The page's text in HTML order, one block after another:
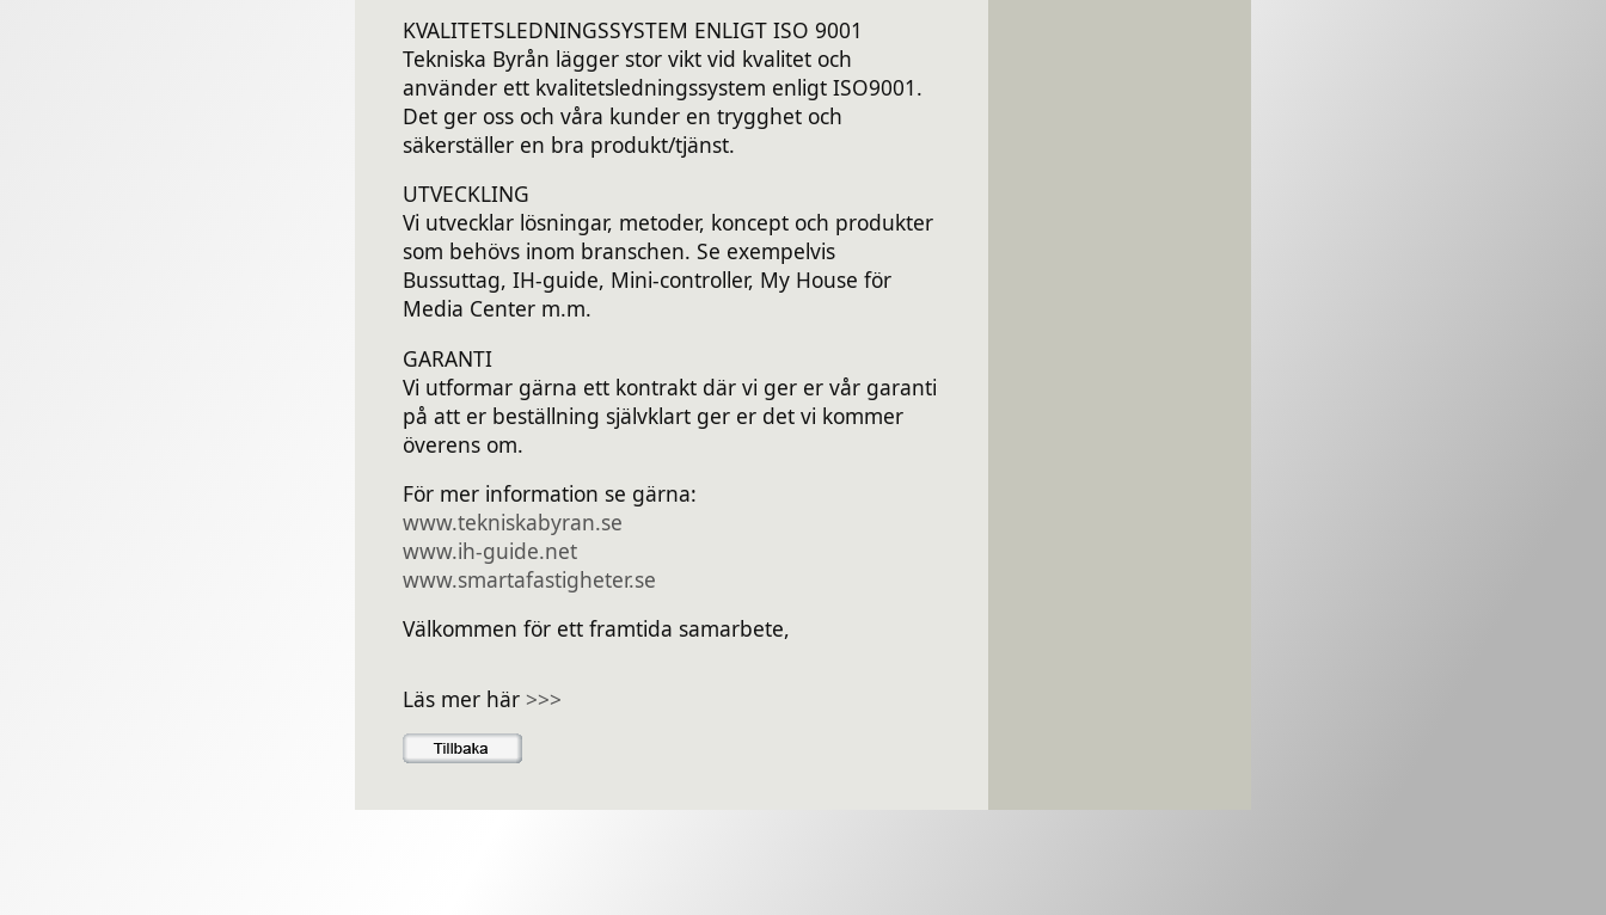
KVALITETSLEDNINGSSYSTEM ENLIGT ISO 9001
Tekniska Byrån lägger stor vikt vid kvalitet och
använder ett kvalitetsledningssystem enligt ISO9001.
Det ger oss och våra kunder en trygghet och
säkerställer en bra produkt/tjänst.
UTVECKLING
Vi utvecklar lösningar, metoder, koncept och produkter
som behövs inom branschen. Se exempelvis
Bussuttag, IH-guide, Mini-controller, My House för
Media Center m.m.
GARANTI
Vi utformar gärna ett kontrakt där vi ger er vår garanti
på att er beställning självklart ger er det vi kommer
överens om.
För mer information se gärna:
www.tekniskabyran.se
www.ih-guide.net
www.smartafastigheter.se
Välkommen för ett framtida samarbete,
Läs mer här >>>